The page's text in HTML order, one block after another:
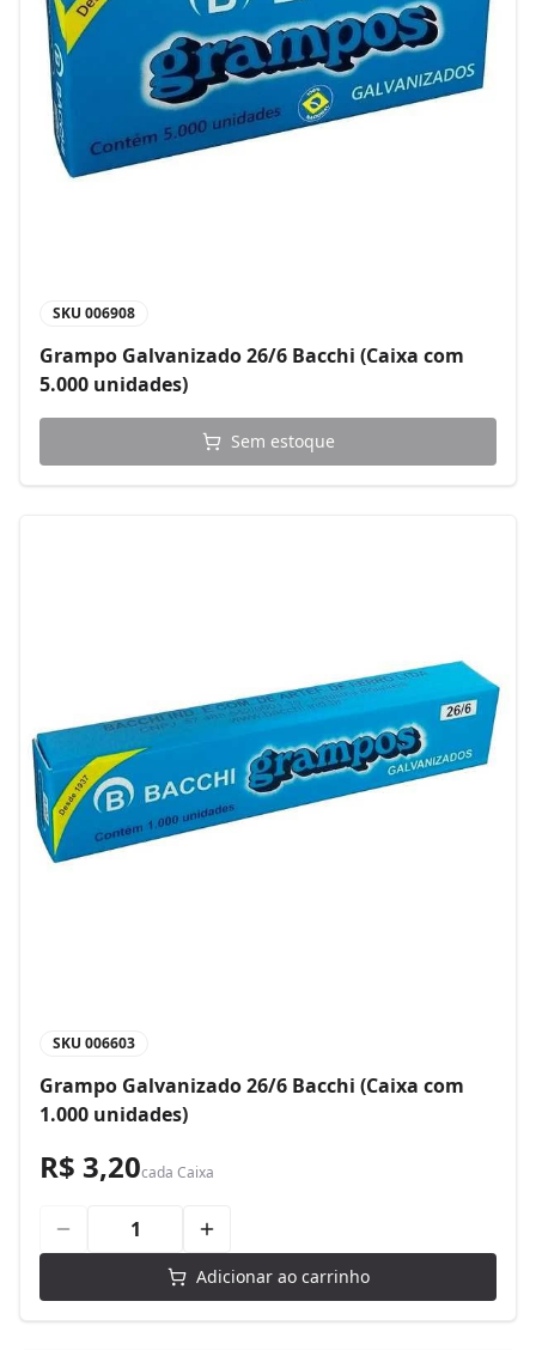
SKU 006908
Grampo Galvanizado 26/6 Bacchi (Caixa com
5.000 unidades)
Sem estoque
SKU 006603
Grampo Galvanizado 26/6 Bacchi (Caixa com
1.000 unidades)
R$ 3,20cada Caixa
Adicionar ao carrinho